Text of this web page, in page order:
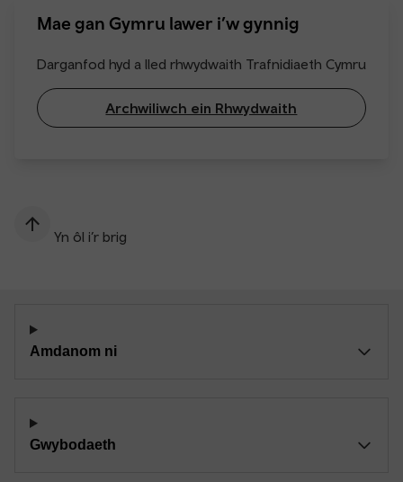
Mae gan Gymru lawer i’w gynnig
Darganfod hyd a lled rhwydwaith Trafnidiaeth Cymru
Archwiliwch ein Rhwydwaith
Yn ôl i’r brig
Amdanom ni
Gwybodaeth